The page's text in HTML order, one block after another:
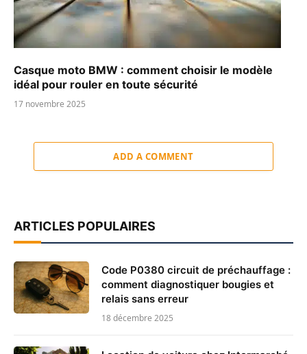
Casque moto BMW : comment choisir le modèle
idéal pour rouler en toute sécurité
17 novembre 2025
ADD A COMMENT
ARTICLES POPULAIRES
Code P0380 circuit de préchauffage :
comment diagnostiquer bougies et
relais sans erreur
18 décembre 2025